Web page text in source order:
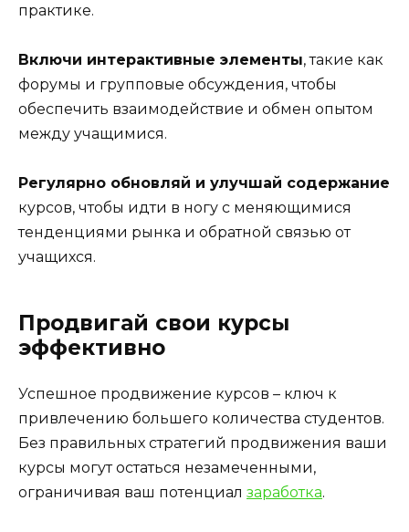
практике.
Включи интерактивные элементы, такие как
форумы и групповые обсуждения, чтобы
обеспечить взаимодействие и обмен опытом
между учащимися.
Регулярно обновляй и улучшай содержание
курсов, чтобы идти в ногу с меняющимися
тенденциями рынка и обратной связью от
учащихся.
Продвигай свои курсы
эффективно
Успешное продвижение курсов – ключ к
привлечению большего количества студентов.
Без правильных стратегий продвижения ваши
курсы могут остаться незамеченными,
ограничивая ваш потенциал заработка.